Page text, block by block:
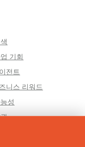
기회
전트
니스 리워드
성